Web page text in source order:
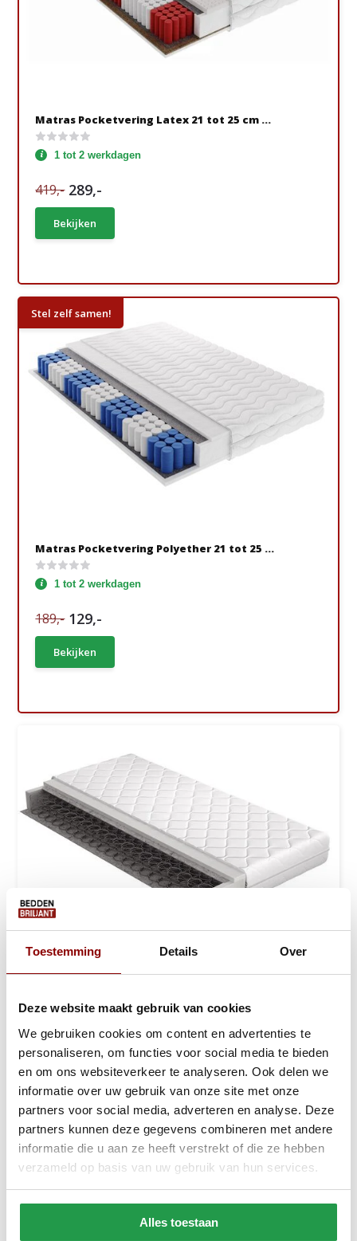
Toestemming Details Over
Deze website maakt gebruik van cookies
We gebruiken cookies om content en advertenties te
personaliseren, om functies voor social media te bieden
en om ons websiteverkeer te analyseren. Ook delen we
informatie over uw gebruik van onze site met onze
partners voor social media, adverteren en analyse. Deze
partners kunnen deze gegevens combineren met andere
informatie die u aan ze heeft verstrekt of die ze hebben
verzameld op basis van uw gebruik van hun services.
Alles toestaan
Matras Pocketvering Latex 21 tot 25 cm ...
1 tot 2 werkdagen
419,- 289,-
Bekijken
Stel zelf samen!
Matras Pocketvering Polyether 21 tot 25 ...
1 tot 2 werkdagen
189,- 129,-
Bekijken
Matras Bonellvering Polyether - 18 cm
Ca. 1 tot 2 werkdagen
249,- 119,-
Bekijken